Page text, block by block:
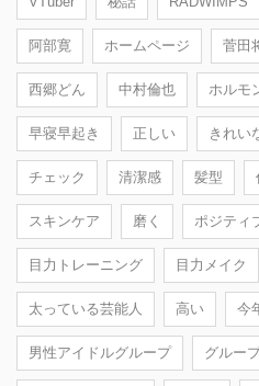
阿部寛 ホームページ 菅田
西郷どん 中村倫也 ホルモ
早寝早起き 正しい きれい
チェック 清潔感 髪型
スキンケア 磨く ポジティ
目力トレーニング 目力メイク
太っている芸能人 高い 今
男性アイドルグループ グルー